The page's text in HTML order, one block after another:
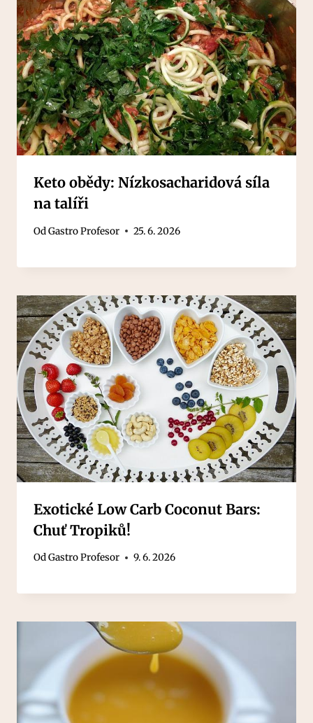
Keto obědy: Nízkosacharidová síla
na talíři
OdGastro Profesor 25. 6. 2026
Exotické Low Carb Coconut Bars:
Chuť Tropiků!
OdGastro Profesor 9. 6. 2026